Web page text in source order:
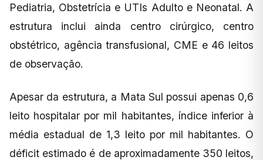
Pediatria, Obstetrícia e UTIs Adulto e Neonatal. A
estrutura inclui ainda centro cirúrgico, centro
obstétrico, agência transfusional, CME e 46 leitos
de observação.
Apesar da estrutura, a Mata Sul possui apenas 0,6
leito hospitalar por mil habitantes, índice inferior à
média estadual de 1,3 leito por mil habitantes. O
déficit estimado é de aproximadamente 350 leitos,